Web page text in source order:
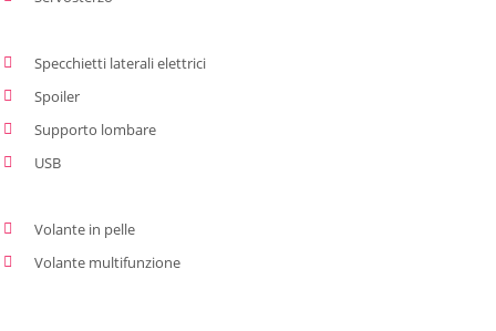
Specchietti laterali elettrici
Spoiler
Supporto lombare
USB
Volante in pelle
Volante multifunzione